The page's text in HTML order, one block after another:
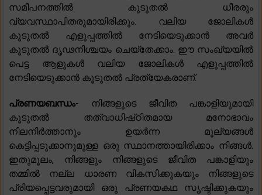
സമീപനത്തിൽ കൂടുതൽ ധീരരും
വ്യവസ്ഥാപിതരുമായിരിക്കും. വലിയ ജോലികൾ
കൂടുതൽ എളുപ്പത്തിൽ നേടിയെടുക്കാൻ അവർ
കൂടുതൽ ദൃഢനിശ്ചയം ചെയ്തേക്കാം. ഈ സംഖ്യയിൽ
പെട്ട ആളുകൾ വലിയ ജോലികൾ എളുപ്പത്തിൽ
നേടിയെടുക്കാൻ കൂടുതൽ പ്രത്യേകരാണ്.
പ്രണയബന്ധം- നിങ്ങളുടെ ജീവിത പങ്കാളിയുമായി
കൂടുതൽ തത്വാധിഷ്‌ഠിതമായ മനോഭാവം
നിലനിർത്താനും ഉയർന്ന മൂല്യങ്ങൾ
കെട്ടിപ്പടുക്കാനുമുള്ള ഒരു സ്ഥാനത്തായിരിക്കാം നിങ്ങൾ.
ഇതുമൂലം, നിങ്ങളും നിങ്ങളുടെ ജീവിത പങ്കാളിയും
തമ്മിൽ നല്ല ധാരണ വികസിക്കുകയും നിങ്ങളുടെ
പ്രിയപ്പെട്ടവരുമായി ഒരു പ്രണയകഥ സൃഷ്ടിക്കുകയും